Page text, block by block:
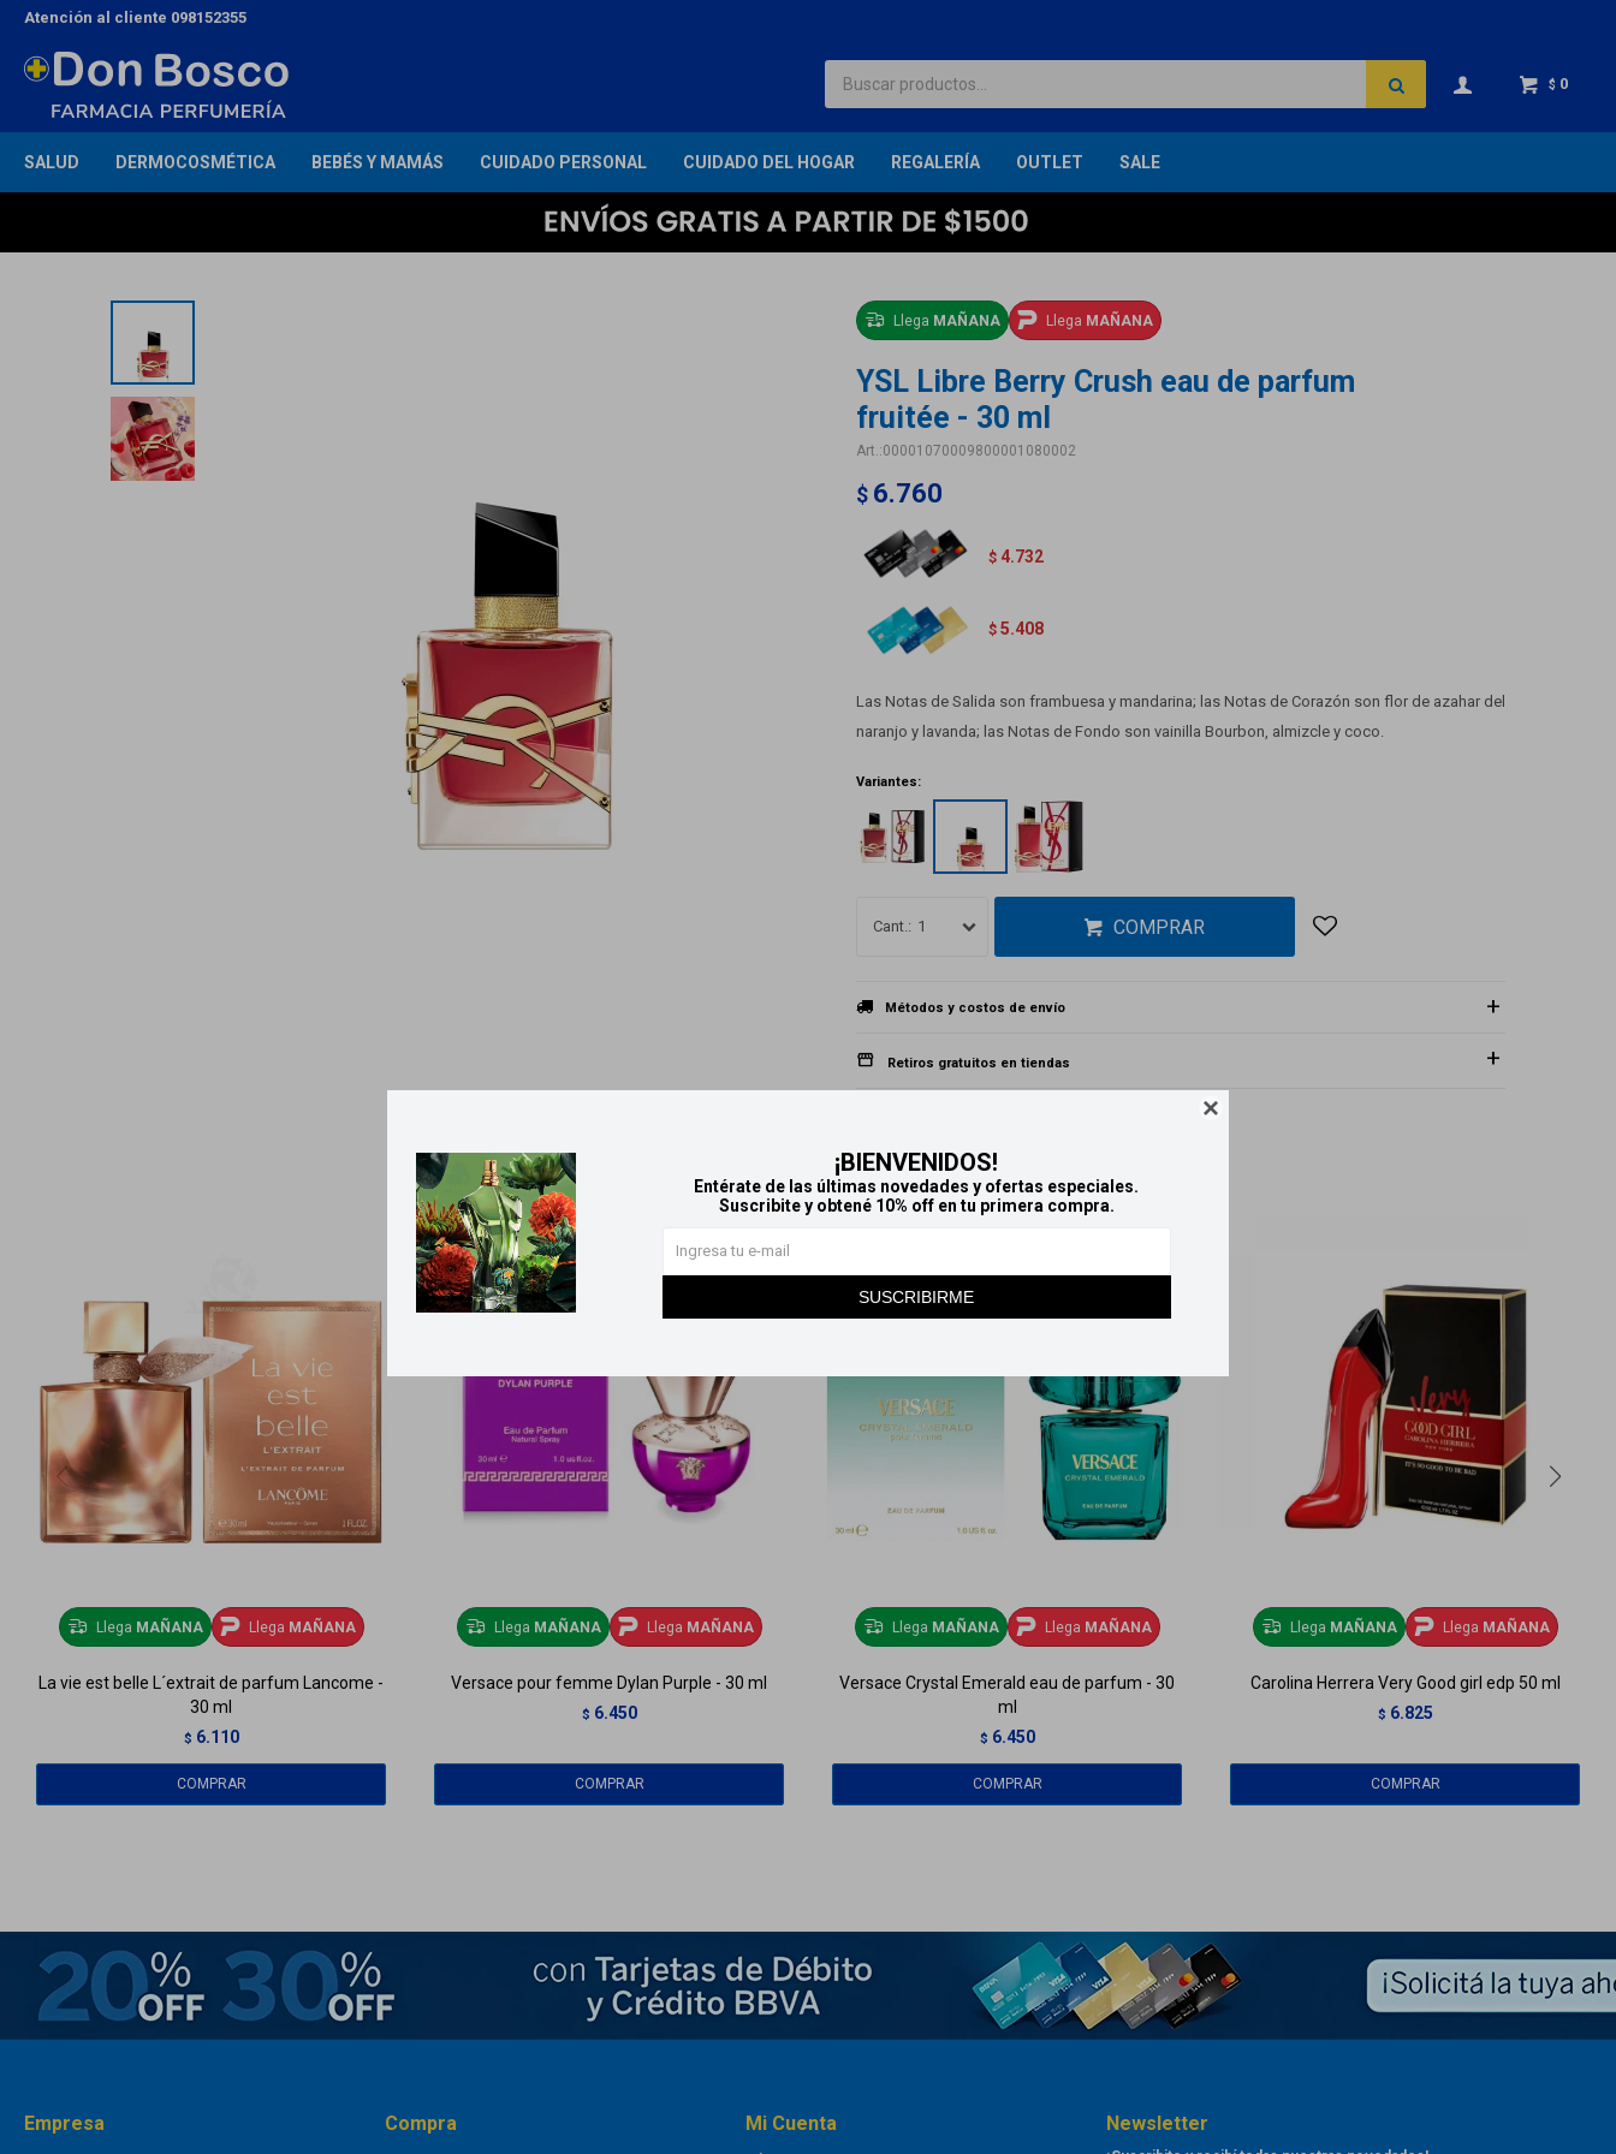

¡BIENVENIDOS!
Entérate de las últimas novedades y ofertas especiales.
Suscribite y obtené 10% off en tu primera compra.
SUSCRIBIRME
SALUD DERMOCOSMÉTICA BEBÉS Y MAMÁS CUIDADO PERSONAL CUIDADO DEL HOGAR REGALERÍA OUTLET SALE
$ 0
Atención al cliente 098152355
Llega MAÑANA Llega MAÑANA
YSL Libre Berry Crush eau de parfum
fruitée - 30 ml
00001070009800001080002
$ 6.760
$ 4.732
$ 5.408
Las Notas de Salida son frambuesa y mandarina; las Notas de Corazón son flor de azahar del
naranjo y lavanda; las Notas de Fondo son vainilla Bourbon, almizcle y coco.
Variantes:
1 COMPRAR
Métodos y costos de envío
Retiros gratuitos en tiendas
Llega MAÑANA Llega MAÑANA
La vie est belle L´extrait de parfum Lancome -
30 ml
$ 6.110
Llega MAÑANA Llega MAÑANA
Versace pour femme Dylan Purple - 30 ml
$ 6.450
Llega MAÑANA Llega MAÑANA
Versace Crystal Emerald eau de parfum - 30
ml
$ 6.450
Llega MAÑANA Llega MAÑANA
Carolina Herrera Very Good girl edp 50 ml
$ 6.825
Empresa Compra Mi Cuenta Newsletter